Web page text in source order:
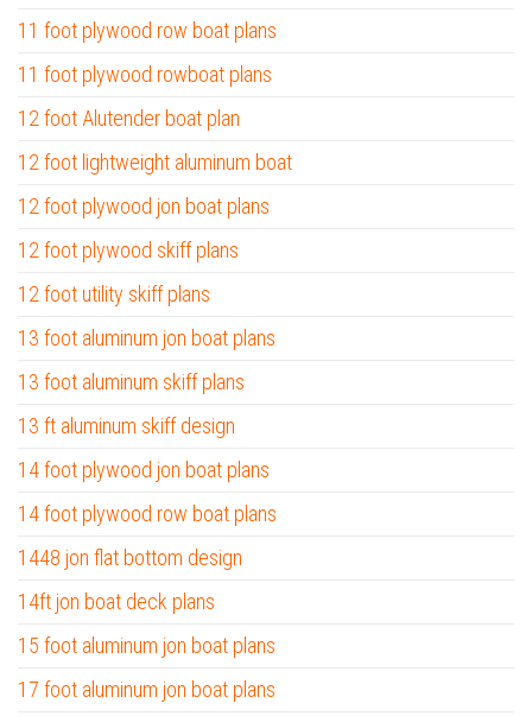
11 foot plywood row boat plans
11 foot plywood rowboat plans
12 foot Alutender boat plan
12 foot lightweight aluminum boat
12 foot plywood jon boat plans
12 foot plywood skiff plans
12 foot utility skiff plans
13 foot aluminum jon boat plans
13 foot aluminum skiff plans
13 ft aluminum skiff design
14 foot plywood jon boat plans
14 foot plywood row boat plans
1448 jon flat bottom design
14ft jon boat deck plans
15 foot aluminum jon boat plans
17 foot aluminum jon boat plans